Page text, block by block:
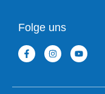
Folge uns